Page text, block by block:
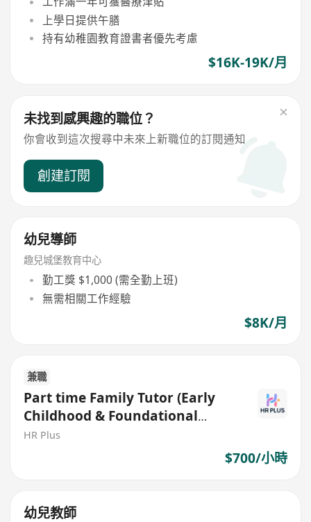
上學日提供午膳
持有幼稚園教育證書者優先考慮
$16K-19K/月
未找到感興趣的職位？
你會收到這次搜尋中未來上新職位的訂閱通知
創建訂閱
幼兒導師
趣兒城堡教育中心
勤工獎 $1,000 (需全勤上班)
無需相關工作經驗
$8K/月
兼職
Part time Family Tutor (Early
Childhood & Foundational
Learning) – $700 per hr
HR Plus
$700/小時
幼兒教師